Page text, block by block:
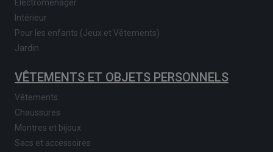
Electroménager
Intérieur
Pour les enfants (Jeux et Vêtements)
Jardin
VÊTEMENTS ET OBJETS PERSONNELS
Vêtements
Chaussures
Montres et bijoux
Sacs et accessoires